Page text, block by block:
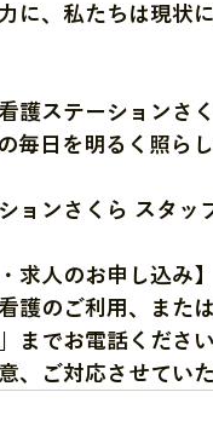
に、私たちは現状
護ステーションさ
毎日を明るく照ら
ョンさくら スタッ
求人のお申し込み】
護のご利用、また
までお電話ください
、ご対応させていた